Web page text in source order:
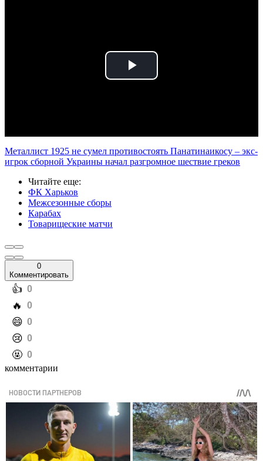
Play
Металлист 1925 не сумел противостоять Панатинаикосу – экс-
игрок сборной Украины начал разгромное шествие греков
Читайте еще:
ФК Харьков
Межсезонные сборы
Карабах
Товарищеские матчи
0
Комментировать
️👍 0
️🔥 0
️😄 0
️😢 0
️🤬 0
комментарии